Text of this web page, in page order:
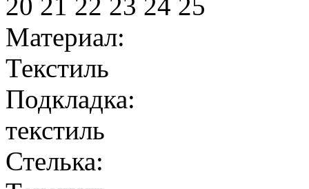
Материал:
Текстиль
Подкладка:
текстиль
Стелька: